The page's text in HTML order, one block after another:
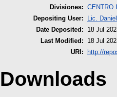
Divisiones: CENTRO
Depositing User:
Lic.
Date Deposited:
18 Jul
Last Modified:
18 Jul
URI:
http://
Downloads